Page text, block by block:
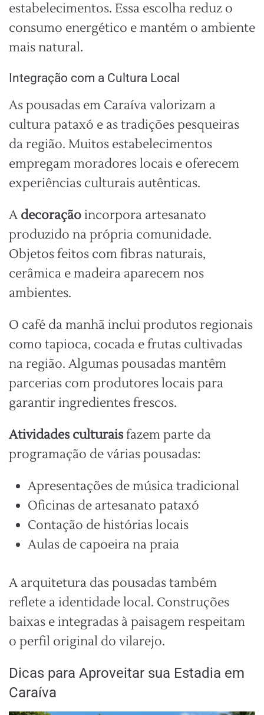
estabelecimentos. Essa escolha reduz o
consumo energético e mantém o ambiente
mais natural.
Integração com a Cultura Local
As pousadas em Caraíva valorizam a
cultura pataxó e as tradições pesqueiras
da região. Muitos estabelecimentos
empregam moradores locais e oferecem
experiências culturais autênticas.
A decoraçãoincorpora artesanato
produzido na própria comunidade.
Objetos feitos com fibras naturais,
cerâmica e madeira aparecem nos
ambientes.
O café da manhã inclui produtos regionais
como tapioca, cocada e frutas cultivadas
na região. Algumas pousadas mantêm
parcerias com produtores locais para
garantir ingredientes frescos.
Atividades culturaisfazem parte da
programação de várias pousadas:
Apresentações de música tradicional
Oficinas de artesanato pataxó
Contação de histórias locais
Aulas de capoeira na praia
A arquitetura das pousadas também
reflete a identidade local. Construções
baixas e integradas à paisagem respeitam
o perfil original do vilarejo.
Dicas para Aproveitar sua Estadia em
Caraíva